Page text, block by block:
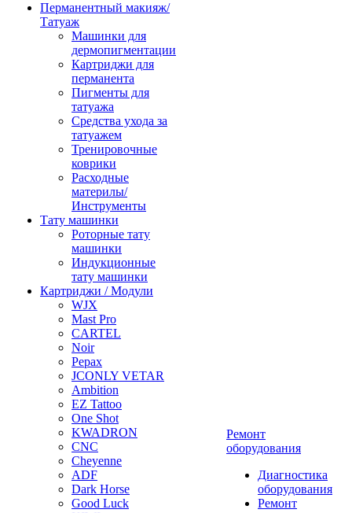
Перманентный макияж/
Татуаж
Машинки для
дермопигментации
Картриджи для
перманента
Пигменты для
татуажа
Средства ухода за
татуажем
Тренировочные
коврики
Расходные
материлы/
Инструменты
Тату машинки
Роторные тату
машинки
Индукционные
тату машинки
Картриджи / Модули
WJX
Mast Pro
CARTEL
Noir
Pepax
JCONLY VETAR
Ambition
EZ Tattoo
One Shot
KWADRON
CNC
Cheyenne
ADF
Dark Horse
Good Luck
Ремонт
оборудования
Диагностика
оборудования
Ремонт